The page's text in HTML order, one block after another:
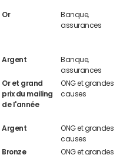
Or
Banque,
assurances
Argent
Banque,
assurances
Or et grand
prix du mailing
de l'année
ONG et grandes
causes
Argent
ONG et grandes
causes
Bronze
ONG et grandes